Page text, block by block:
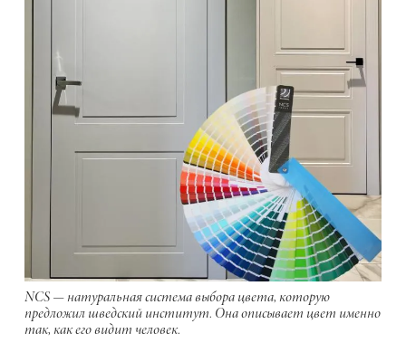
NCS — натуральная система выбора цвета, которую
предложил шведский институт. Она описывает цвет именно
так, как его видит человек.